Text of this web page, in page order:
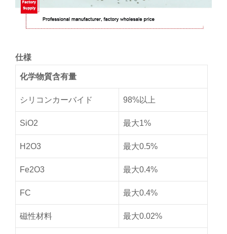
仕様
化学物質含有量
シリコンカーバイド 98%以上
SiO2 最大1%
H2O3 最大0.5%
Fe2O3 最大0.4%
FC 最大0.4%
磁性材料 最大0.02%